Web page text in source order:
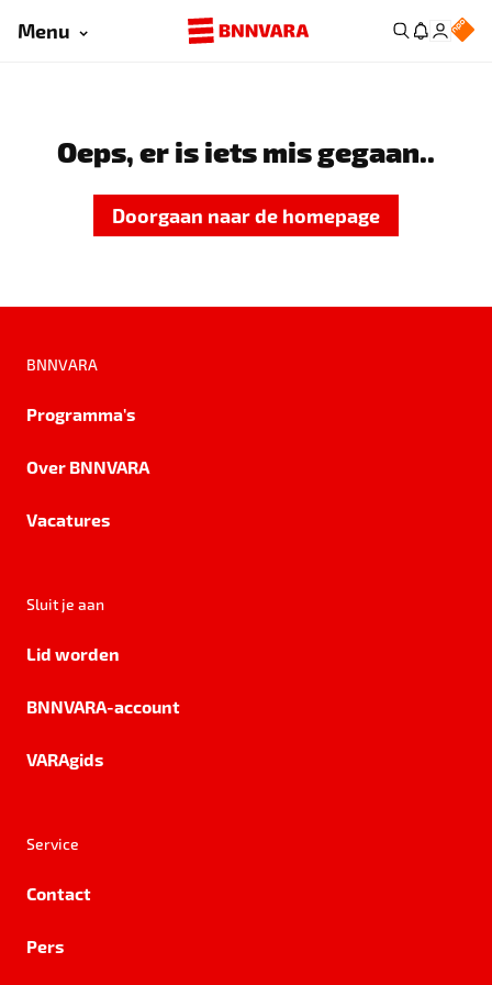
Menu
Oeps, er is iets mis gegaan..
Doorgaan naar de homepage
BNNVARA
Programma's
Over BNNVARA
Vacatures
Sluit je aan
Lid worden
BNNVARA-account
VARAgids
Service
Contact
Pers